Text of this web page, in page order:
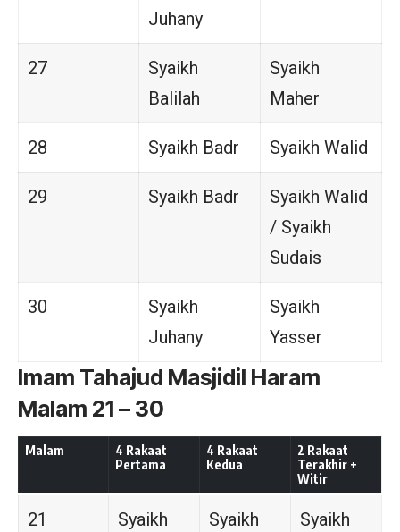
Juhany
27
Syaikh
Balilah
Syaikh
Maher
28 Syaikh Badr Syaikh Walid
29 Syaikh Badr
Syaikh Walid
/ Syaikh
Sudais
30
Syaikh
Juhany
Syaikh
Yasser
Imam Tahajud Masjidil Haram
Malam 21 – 30
Malam
4 Rakaat
Pertama
4 Rakaat
Kedua
2 Rakaat
Terakhir +
Witir
21
Syaikh
Syaikh
Syaikh